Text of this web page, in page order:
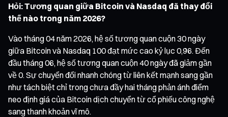
Hỏi: Tương quan giữa Bitcoin và Nasdaq đã thay đổi
thế nào trong năm 2026?
Vào tháng 04 năm 2026, hệ số tương quan cuộn 30 ngày
giữa Bitcoin và Nasdaq 100 đạt mức cao kỷ lục 0,96. Đến
đầu tháng 06, hệ số tương quan cuộn 40 ngày đã giảm gần
về 0. Sự chuyển đổi nhanh chóng từ liên kết mạnh sang gần
như tách biệt chỉ trong chưa đầy hai tháng phản ánh điểm
neo định giá của Bitcoin dịch chuyển từ cổ phiếu công nghệ
sang thanh khoản vĩ mô.